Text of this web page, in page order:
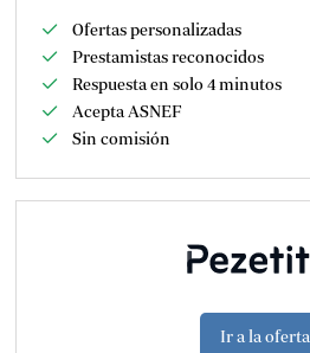
Ofertas personalizadas
Prestamistas reconocidos
Respuesta en solo 4 minutos
Acepta ASNEF
Sin comisión
Ir a la oferta